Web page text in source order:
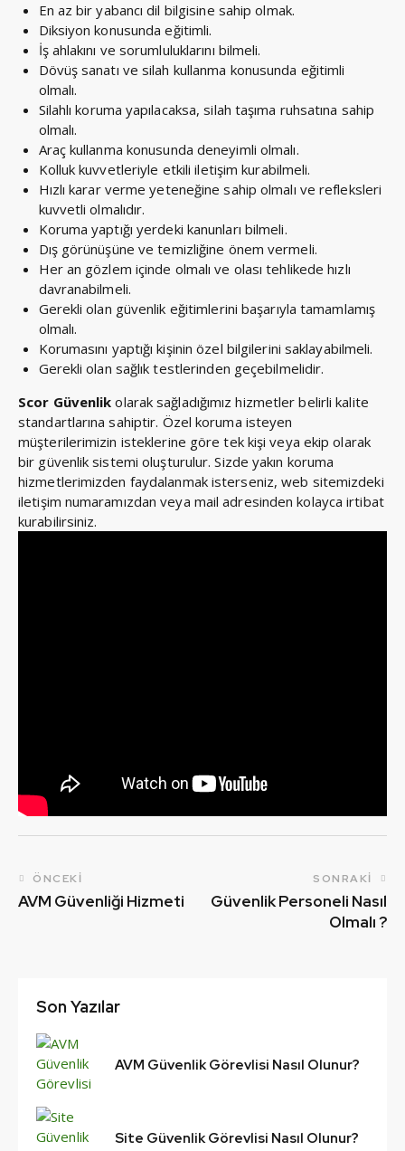
En az bir yabancı dil bilgisine sahip olmak.
Diksiyon konusunda eğitimli.
İş ahlakını ve sorumluluklarını bilmeli.
Dövüş sanatı ve silah kullanma konusunda eğitimli
olmalı.
Silahlı koruma yapılacaksa, silah taşıma ruhsatına sahip
olmalı.
Araç kullanma konusunda deneyimli olmalı.
Kolluk kuvvetleriyle etkili iletişim kurabilmeli.
Hızlı karar verme yeteneğine sahip olmalı ve refleksleri
kuvvetli olmalıdır.
Koruma yaptığı yerdeki kanunları bilmeli.
Dış görünüşüne ve temizliğine önem vermeli.
Her an gözlem içinde olmalı ve olası tehlikede hızlı
davranabilmeli.
Gerekli olan güvenlik eğitimlerini başarıyla tamamlamış
olmalı.
Korumasını yaptığı kişinin özel bilgilerini saklayabilmeli.
Gerekli olan sağlık testlerinden geçebilmelidir.
Scor Güvenlikolarak sağladığımız hizmetler belirli kalite
standartlarına sahiptir. Özel koruma isteyen
müşterilerimizin isteklerine göre tek kişi veya ekip olarak
bir güvenlik sistemi oluşturulur. Sizde yakın koruma
hizmetlerimizden faydalanmak isterseniz, web sitemizdeki
iletişim numaramızdan veya mail adresinden kolayca irtibat
kurabilirsiniz.
ÖNCEKI
AVM Güvenliği Hizmeti
SONRAKI
Güvenlik Personeli Nasıl
Olmalı ?
Son Yazılar
AVM Güvenlik Görevlisi Nasıl Olunur?
Site Güvenlik Görevlisi Nasıl Olunur?